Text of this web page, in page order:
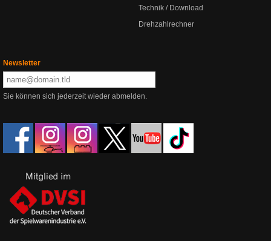
Technik / Download
Drehzahlrechner
Newsletter
Sie können sich jederzeit wieder abmelden.